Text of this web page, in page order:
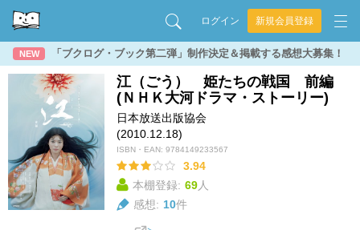
ログイン 新規会員登録
NEW 「ブクログ・ブック第二弾」制作決定＆掲載する感想大募集！
江（ごう） 姫たちの戦国 前編
(ＮＨＫ大河ドラマ・ストーリー)
日本放送出版協会
(2010.12.18)
ISBN・EAN: 9784149233567
3.94
本棚登録: 69人
感想: 10件